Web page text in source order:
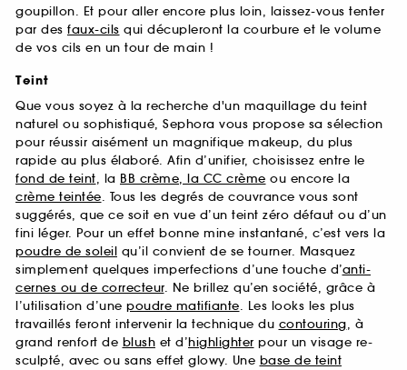
goupillon. Et pour aller encore plus loin, laissez-vous tenter
par des faux-cils qui décupleront la courbure et le volume
de vos cils en un tour de main !
Teint
Que vous soyez à la recherche d'un maquillage du teint
naturel ou sophistiqué, Sephora vous propose sa sélection
pour réussir aisément un magnifique makeup, du plus
rapide au plus élaboré. Afin d’unifier, choisissez entre le
fond de teint, la BB crème, la CC crème ou encore la
crème teintée. Tous les degrés de couvrance vous sont
suggérés, que ce soit en vue d’un teint zéro défaut ou d’un
fini léger. Pour un effet bonne mine instantané, c’est vers la
poudre de soleil qu’il convient de se tourner. Masquez
simplement quelques imperfections d’une touche d’anti-
cernes ou de correcteur. Ne brillez qu’en société, grâce à
l’utilisation d’une poudre matifiante. Les looks les plus
travaillés feront intervenir la technique du contouring, à
grand renfort de blush et d’highlighter pour un visage re-
sculpté, avec ou sans effet glowy. Une base de teint